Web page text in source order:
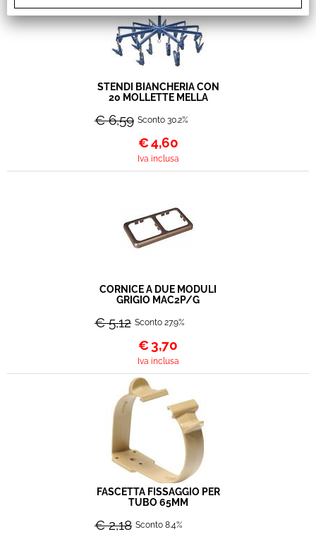
STENDI BIANCHERIA CON
20 MOLLETTE MELLA
€ 6,59 Sconto 30.2%
€4,60
Iva inclusa
CORNICE A DUE MODULI
GRIGIO MAC2P/G
€ 5,12 Sconto 27.9%
€ 3,70
Iva inclusa
FASCETTA FISSAGGIO PER
TUBO 65MM
€ 2,18 Sconto 8.4%